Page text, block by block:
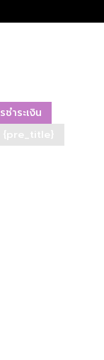
ชำระเงิน
{pre_title}